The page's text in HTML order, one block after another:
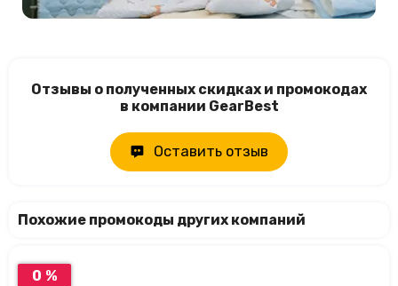
Отзывы о полученных скидках и промокодах
в компании GearBest
Оставить отзыв
Похожие промокоды других компаний
0 %